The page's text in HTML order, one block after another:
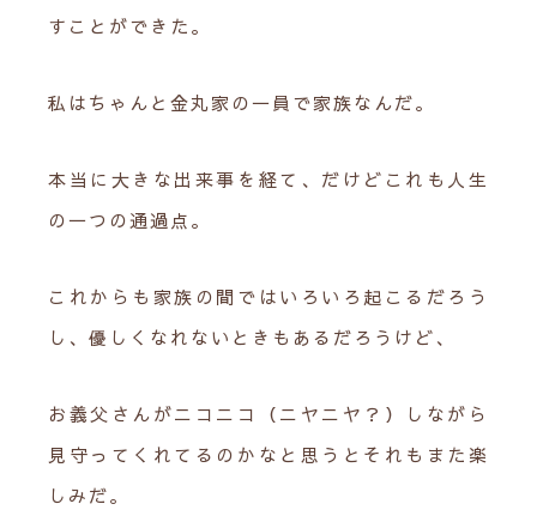
すことができた。
私はちゃんと金丸家の一員で家族なんだ。
本当に大きな出来事を経て、だけどこれも人生
の一つの通過点。
これからも家族の間ではいろいろ起こるだろう
し、優しくなれないときもあるだろうけど、
お義父さんがニコニコ（ニヤニヤ？）しながら
見守ってくれてるのかなと思うとそれもまた楽
しみだ。